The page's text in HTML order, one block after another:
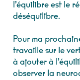
l’équilibre est le
déséquilibre.
Pour ma
travaille sur le
à ajouter à
observer la